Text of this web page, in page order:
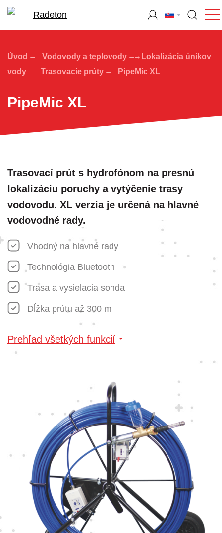
Úvod Vodovody a teplovody
Lokalizácia únikov
vody
Trasovacie prúty PipeMic XL
PipeMic XL
Trasovací prút s hydrofónom na presnú
lokalizáciu poruchy a vytýčenie trasy
vodovodu. XL verzia je určená na hlavné
vodovodné rady.
Vhodný na hlavné rady
Technológia Bluetooth
Trasa a vysielacia sonda
Dĺžka prútu až 300 m
Prehľad všetkých funkcií